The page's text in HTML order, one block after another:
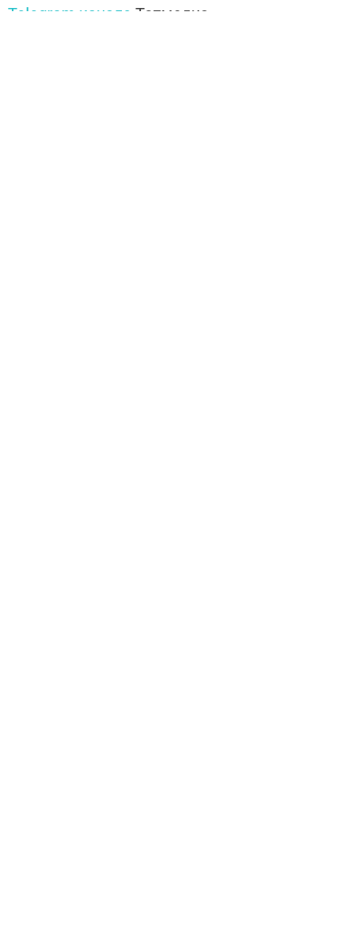
Telegram-канале Татмедиа